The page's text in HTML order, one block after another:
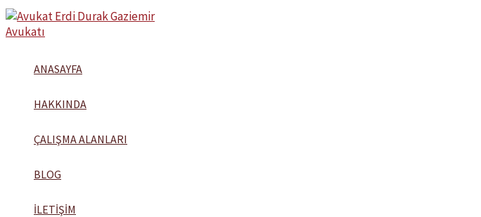
İçeriğe
atla
ANASAYFA
HAKKINDA
ÇALIŞMA ALANLARI
BLOG
İLETIŞIM